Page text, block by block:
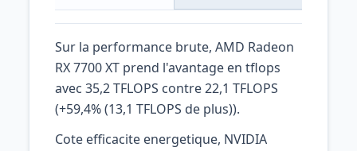
Sur la performance brute, AMD Radeon
RX 7700 XT prend l'avantage en tflops
avec 35,2 TFLOPS contre 22,1 TFLOPS
(+59,4% (13,1 TFLOPS de plus)).
Cote efficacite energetique, NVIDIA